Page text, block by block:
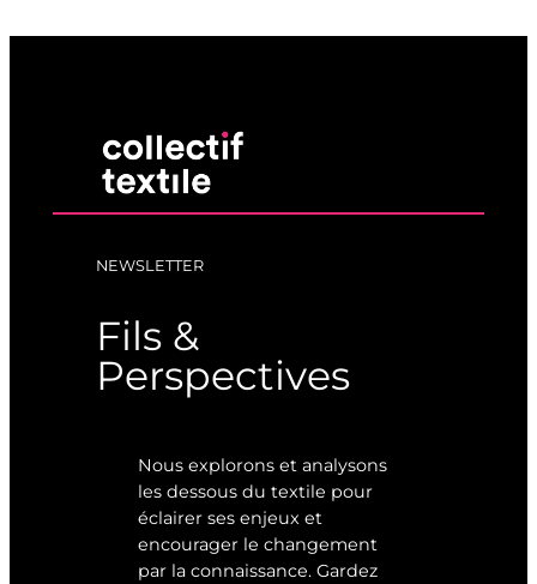
NEWSLETTER
Fils &
Perspectives
Nous explorons et analysons
les dessous du textile pour
éclairer ses enjeux et
encourager le changement
par la connaissance. Gardez